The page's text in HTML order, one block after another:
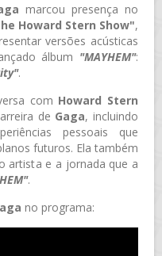
marcou presença no
Howard Stern Show",
versões acústicas
álbum "MAYHEM":
.
com Howard Stern
de Gaga, incluindo
pessoais que
futuros. Ela também
artista e a jornada que a
.
no programa: